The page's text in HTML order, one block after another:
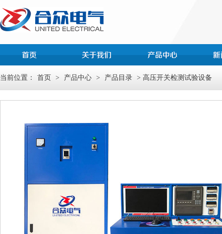
当前位置： 首页 > 产品中心 > 产品目录 > 高压开关检测试验设备